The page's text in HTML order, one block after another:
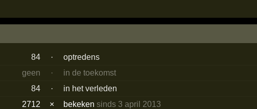
84 ·
optredens
geen
·
in de toekomst
84
·
in het verleden
2712
× bekekensinds 3 april 2013